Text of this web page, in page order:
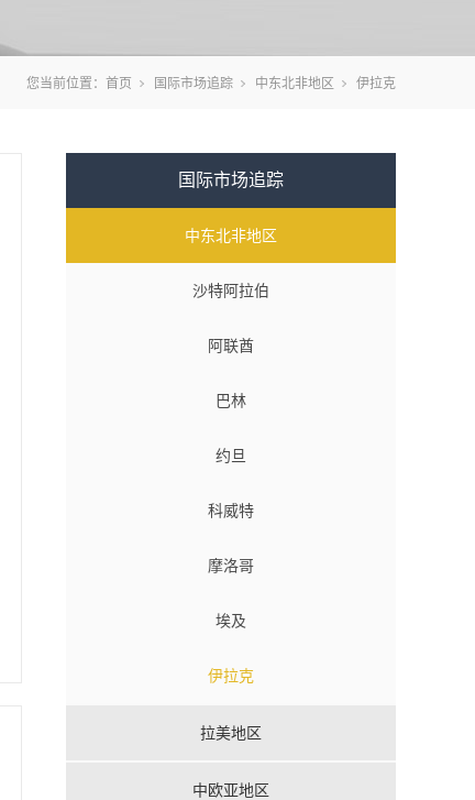
您当前位置： 首页 国际市场追踪 中东北非地区 伊拉克
国际市场追踪
中东北非地区
沙特阿拉伯
阿联酋
巴林
约旦
科威特
摩洛哥
埃及
伊拉克
拉美地区
中欧亚地区